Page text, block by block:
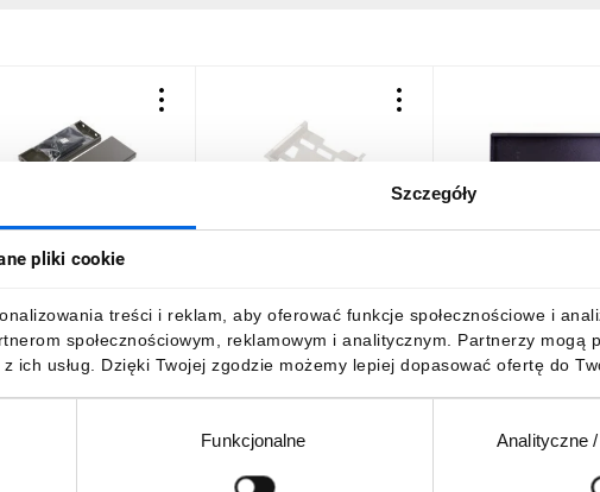
Szczegóły
pliki cookie
treści i reklam, aby oferować funkcje społecznościowe i
społecznościowym, reklamowym i analitycznym. Partnerzy
ich usług. Dzięki Twojej zgodzie możemy lepiej dopasować ofertę do
Funkcjonalne Analityczne
do obudów część
100x400mm
złbrutto 42,58 zł brutto 174,19 złbrutto
DO KOSZYKA